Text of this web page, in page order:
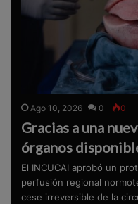
Ago 10, 2026 0 0
Gracias a una
órganos
El INCUCAI aprobó un
perfusión regional
cese irreversible de la